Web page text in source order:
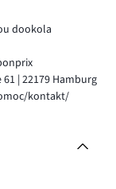
dookola
| 22179 Hamburg
kontakt/